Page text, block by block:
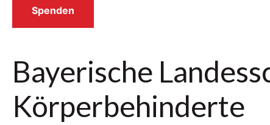
Spenden
Bayerische
Körperbehinderte